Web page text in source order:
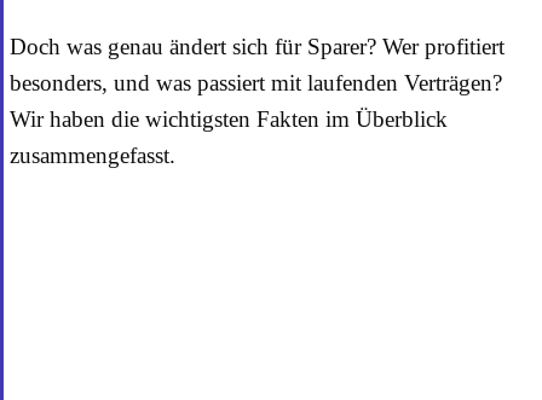
Doch was genau ändert sich für Sparer? Wer profitiert
besonders, und was passiert mit laufenden Verträgen?
Wir haben die wichtigsten Fakten im Überblick
zusammengefasst.